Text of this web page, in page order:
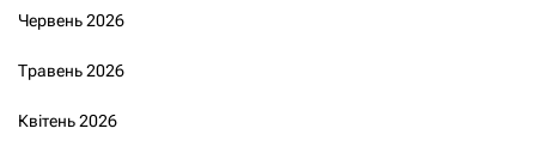
Червень 2026
Травень 2026
Квітень 2026